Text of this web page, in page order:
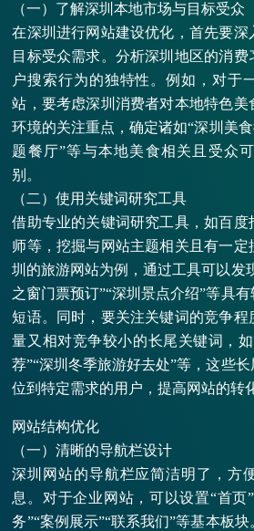
（一）了解深圳本地市场与目标受众
在深圳进行网站建设优化，首先要深
目标受众需求。分析深圳地区的消费
户搜索行为的独特性。例如，对于
站，要考虑深圳消费者对本地特色
环境的关注重点，确定诸如“深圳美
题餐厅”等与本地美食相关且受众
别。
（二）使用关键词研究工具
借助专业的关键词研究工具，如百度
师等，挖掘与网站主题相关且有一定
圳的旅游网站为例，通过工具可以发
之窗门票预订”“深圳景点介绍”等具
短语。同时，要关注关键词的竞争程
量又相对竞争较小的长尾关键词，
荐”“深圳冬季旅游好去处”等，这些
位到特定需求的用户，提高网站的转
网站结构优化
（一）清晰的导航栏设计
深圳网站的导航栏应简洁明了，方
息。对于企业网站，可以设置“首页
务”“案例展示”“联系我们”等基本板